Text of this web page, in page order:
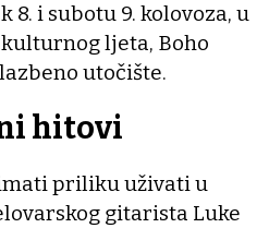
8. i subotu 9. kolovoza, u
ljeta, Boho
utočište.
hitovi
priliku uživati u
gitarista Luke